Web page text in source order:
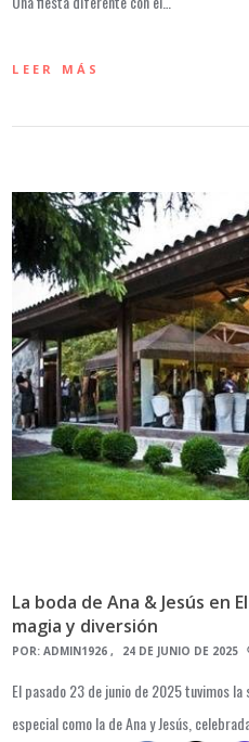
LEER MÁS
La boda de Ana & Jesús en
magia y diversión
POR:ADMIN1926 24 DE JUNIO DE 2025
El pasado 23 de junio de 2025 tuvimos
especial como la de Ana y Jesús,